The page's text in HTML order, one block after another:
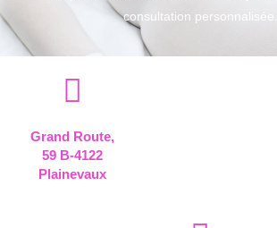
consultation personnalisée.
Grand Route,
59 B-4122
Plainevaux